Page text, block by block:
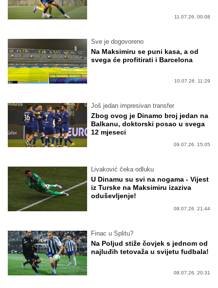
11.07.26. 00:08
Sve je dogovoreno
Na Maksimiru se puni kasa, a od
svega će profitirati i Barcelona
10.07.26. 11:29
Još jedan impresivan transfer
Zbog ovog je Dinamo broj jedan na
Balkanu, doktorski posao u svega
12 mjeseci
09.07.26. 15:05
Livaković čeka odluku
U Dinamu su svi na nogama - Vijest
iz Turske na Maksimiru izaziva
oduševljenje!
08.07.26. 21:44
Finac u Splitu?
Na Poljud stiže čovjek s jednom od
najluđih tetovaža u svijetu fudbala!
08.07.26. 20:31